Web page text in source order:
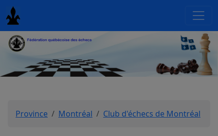
Province Montréal Club d'échecs de Montréal